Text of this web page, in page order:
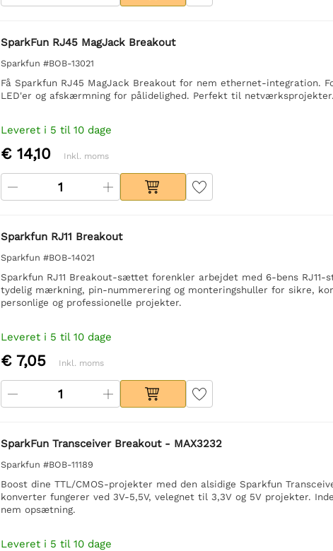
SparkFun RJ45 MagJack Breakout
Sparkfun #BOB-13021
Få Sparkfun RJ45 MagJack Breakout for nem ethernet-integration.
LED'er og afskærmning for pålidelighed. Perfekt til netværksprojekter.
Leveret i 5 til 10 dage
€ 14,10 Inkl. moms
Sparkfun RJ11 Breakout
Sparkfun #BOB-14021
Sparkfun RJ11 Breakout-sættet forenkler arbejdet med 6-bens RJ11-
tydelig mærkning, pin-nummerering og monteringshuller for sikre,
personlige og professionelle projekter.
Leveret i 5 til 10 dage
€ 7,05 Inkl. moms
SparkFun Transceiver Breakout - MAX3232
Sparkfun #BOB-11189
Boost dine TTL/CMOS-projekter med den alsidige Sparkfun
konverter fungerer ved 3V-5,5V, velegnet til 3,3V og 5V projekter.
nem opsætning.
Leveret i 5 til 10 dage